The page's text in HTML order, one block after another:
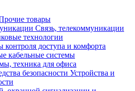
товары
Связь, телекоммуникации
технологии
доступа и комфорта
кабельные системы
техника для офиса
Устройства и